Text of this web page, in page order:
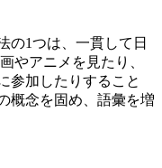
の1つは、一貫して日
やアニメを見たり、
参加したりすること
概念を固め、語彙を増